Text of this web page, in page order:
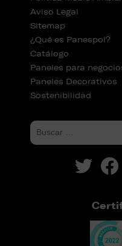
Aviso Legal
Sitemap
¿Qué es Panespol?
Catálogo
Paneles para
Paneles Decorativos
Sostenibilidad